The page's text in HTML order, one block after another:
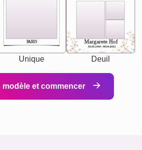
PARIS
Unique
Margarete Hof
02.05.1940 - 08.04.2021
Deuil
et commencer